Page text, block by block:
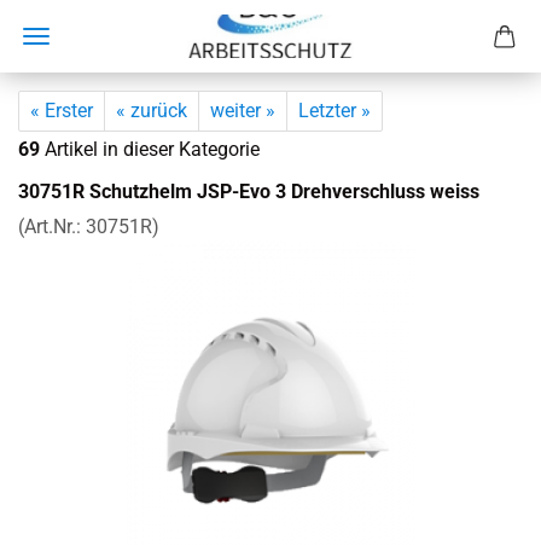
« Erster « zurück weiter »
Letzter »
69 Artikel in dieser Kategorie
30751R Schutz­helm JSP-​Evo 3 Dreh­ver­schluss weiss
(Art.Nr.: 30751R)